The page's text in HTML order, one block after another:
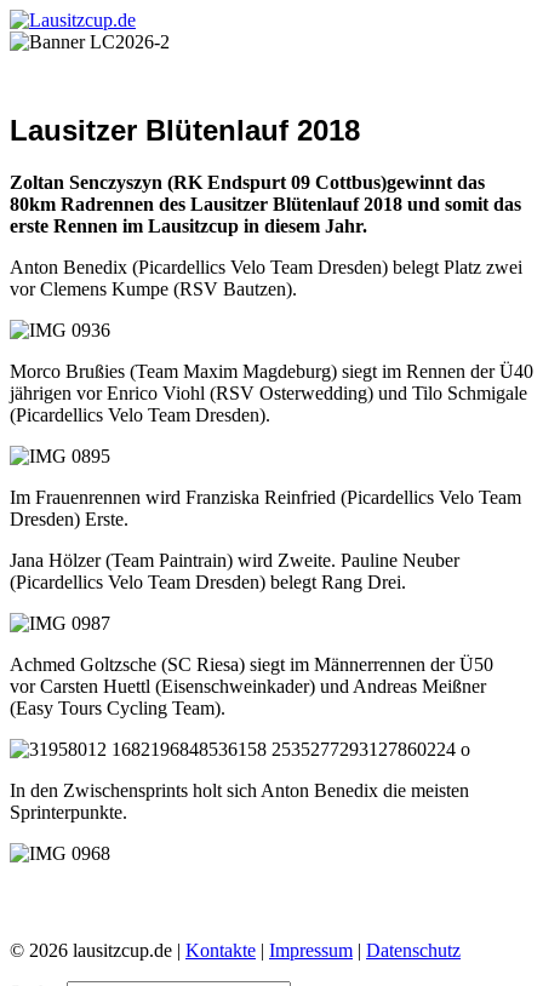
Lausitzer Blütenlauf 2018
Zoltan Senczyszyn (RK Endspurt 09 Cottbus)gewinnt das
80km Radrennen des Lausitzer Blütenlauf 2018 und somit das
erste Rennen im Lausitzcup in diesem Jahr.
Anton Benedix (Picardellics Velo Team Dresden) belegt Platz zwei
vor Clemens Kumpe (RSV Bautzen).
Morco Brußies (Team Maxim Magdeburg) siegt im Rennen der Ü40
jährigen vor Enrico Viohl (RSV Osterwedding) und Tilo Schmigale
(Picardellics Velo Team Dresden).
Im Frauenrennen wird Franziska Reinfried (Picardellics Velo Team
Dresden) Erste.
Jana Hölzer (Team Paintrain) wird Zweite. Pauline Neuber
(Picardellics Velo Team Dresden) belegt Rang Drei.
Achmed Goltzsche (SC Riesa) siegt im Männerrennen der Ü50
vor Carsten Huettl (Eisenschweinkader) und Andreas Meißner
(Easy Tours Cycling Team).
In den Zwischensprints holt sich Anton Benedix die meisten
Sprinterpunkte.
© 2026 lausitzcup.de | Kontakte | Impressum | Datenschutz